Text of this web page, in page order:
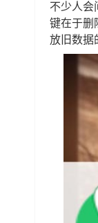
不少人会
键在于删
放旧数据